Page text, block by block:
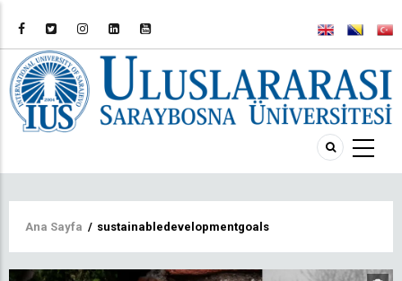
Sayfa
yolu
Ana Sayfa / sustainabledevelopmentgoals